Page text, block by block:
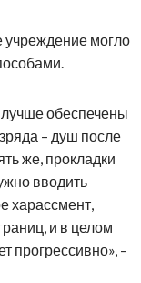
учреждение могло
обеспечены
– душ после
же, прокладки
вводить
харассмент,
и в целом
прогрессивно», –